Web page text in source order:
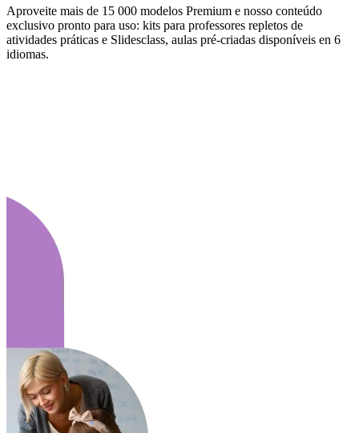
Aproveite mais de 15 000 modelos Premium e nosso conteúdo
exclusivo pronto para uso: kits para professores repletos de
atividades práticas e Slidesclass, aulas pré-criadas disponíveis en 6
idiomas.